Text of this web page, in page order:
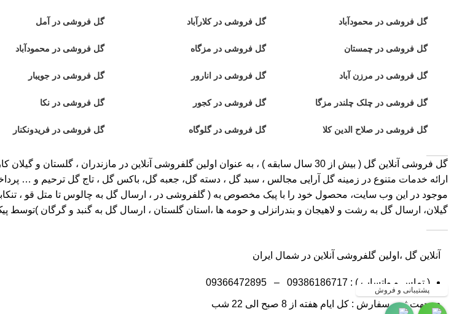
گل فروشی در محمودآباد
گل فروشی در چمستان
گل فروشی در مرزن آباد
گل فروشی در چلک چلندر مزگا
گل فروشی در صلاح الدین کلا
گل فروشی در کلارآباد
گل فروشی در مزگاه
گل فروشی در انارور
گل فروشی در کجور
گل فروشی در گلوگاه
گل فروشی در آمل
گل فروشی در محمودآباد
گل فروشی در جویبار
گل فروشی در نکا
گل فروشی در فریدونکنار
گل فروشی آنلاین گل
ارائه خدمات متنوع در زمینه گل آرایی مجالس ، سبد گل ، دسته گل، جعبه گل، باکس گل ، تاج گل ترحیم و …
موجود در این وب سایت، محصول خود را با پیک مخصوص به ( گلفروشی در ، ارسال گل به چالوس تا متل قو ، تنکابن
گیلان، ارسال گل به رشت و لاهیجان و بندرانزلی و حومه ها ،استان گلستان ، ارسال گل به گنبد و گرگان )توسط
آنلاین گل ،اولین گلفروشی آنلاین در شمال ایران
( تماس و واتساپ ) : 09386186717
–
09366472895
جهت ثبت سفارش : کل ایام هفته از 8 صبح الی 22 شب
پشتیبانی و فروش